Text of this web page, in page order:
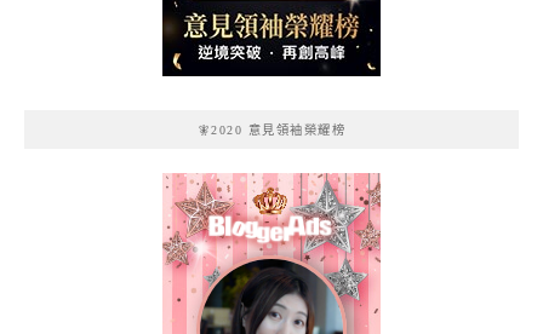
記
🧚2020 意見領袖榮耀榜